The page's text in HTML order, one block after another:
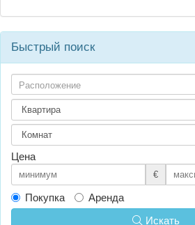
Быстрый поиск
Расположение
Цена
€
Покупка
Аренда
Искать